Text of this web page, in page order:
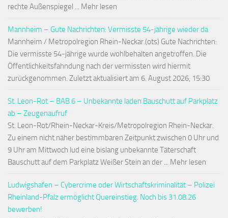
rechte Außenspiegel ... Mehr lesen
Mannheim – Gute Nachrichten: Vermisste 54-jährige wieder da
Mannheim / Metropolregion Rhein-Neckar.(ots) Gute Nachrichten:
Die vermisste 54-jährige wurde wohlbehalten angetroffen. Die
Öffentlichkeitsfahndung nach der vermissten wird hiermit
zurückgenommen. Zuletzt aktualisiert am 6. August 2026, 15:30
St. Leon-Rot – BAB 6 – Unbekannte laden Bauschutt auf Parkplatz
ab – Zeugenaufruf
St. Leon-Rot/Rhein-Neckar-Kreis/Metropolregion Rhein-Neckar.
Zu einem nicht näher bestimmbaren Zeitpunkt zwischen 0 Uhr und
9 Uhr am Mittwoch lud eine bislang unbekannte Täterschaft
Bauschutt auf dem Parkplatz Weißer Stein an der ... Mehr lesen
Ludwigshafen – Cybercrime oder Wirtschaftskriminalität – Polizei
Rheinland-Pfalz ermöglicht Quereinstieg. Noch bis 31.08.26
bewerben!